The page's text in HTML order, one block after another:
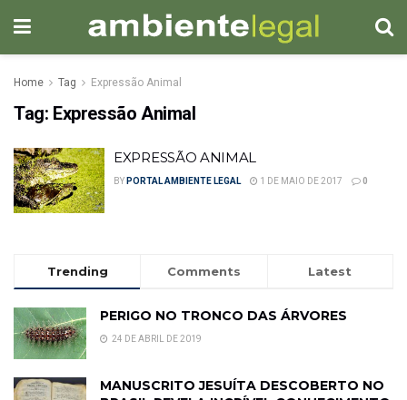
Home Tag Expressão Animal
Tag: Expressão Animal
EXPRESSÃO ANIMAL
BY PORTAL AMBIENTE LEGAL 1 DE MAIO DE 2017 0
Trending Comments Latest
PERIGO NO TRONCO DAS ÁRVORES
24 DE ABRIL DE 2019
MANUSCRITO JESUÍTA DESCOBERTO NO